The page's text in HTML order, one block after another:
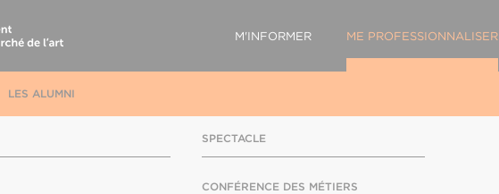
M'INFORMER ME PROFESSIONNALISER
LES ALUMNI
SPECTACLE
CONFÉRENCE DES MÉTIERS